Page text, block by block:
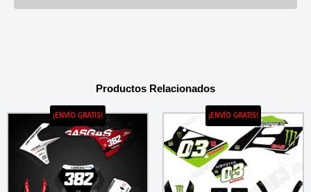
Productos Relacionados
¡ENVÍO GRATIS! ¡ENVÍO GRATIS!